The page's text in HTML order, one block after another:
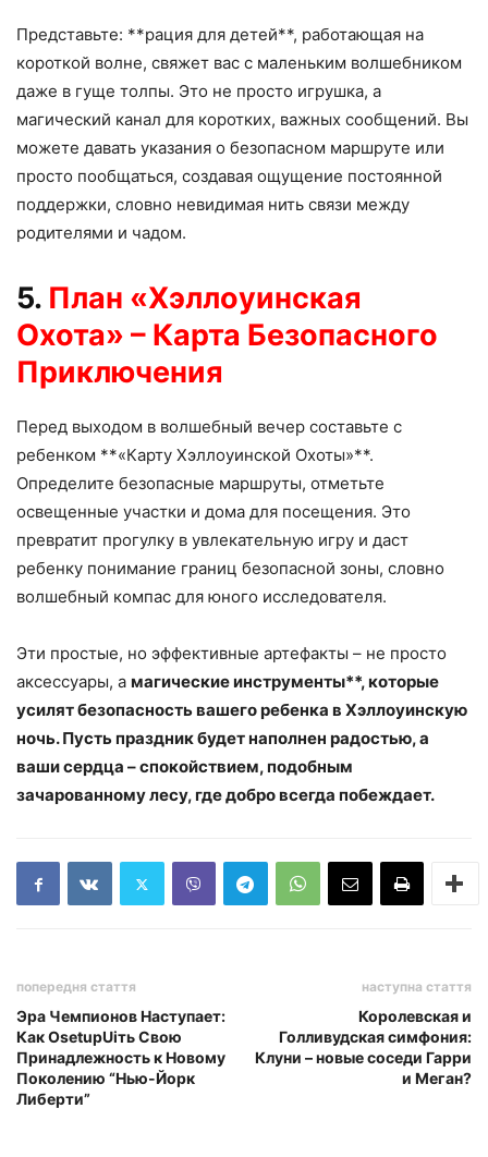
Представьте: **рация для детей**, работающая на
короткой волне, свяжет вас с маленьким волшебником
даже в гуще толпы. Это не просто игрушка, а
магический канал для коротких, важных сообщений. Вы
можете давать указания о безопасном маршруте или
просто пообщаться, создавая ощущение постоянной
поддержки, словно невидимая нить связи между
родителями и чадом.
5. План «Хэллоуинская
Охота» – Карта Безопасного
Приключения
Перед выходом в волшебный вечер составьте с
ребенком **«Карту Хэллоуинской Охоты»**.
Определите безопасные маршруты, отметьте
освещенные участки и дома для посещения. Это
превратит прогулку в увлекательную игру и даст
ребенку понимание границ безопасной зоны, словно
волшебный компас для юного исследователя.
Эти простые, но эффективные артефакты – не просто
аксессуары, а магические инструменты**, которые
усилят безопасность вашего ребенка в Хэллоуинскую
ночь. Пусть праздник будет наполнен радостью, а
ваши сердца – спокойствием, подобным
зачарованному лесу, где добро всегда побеждает.
попередня стаття
Эра Чемпионов Наступает:
Как ОsetupUiть Свою
Принадлежность к Новому
Поколению “Нью-Йорк
Либерти”
наступна стаття
Королевская и
Голливудская симфония:
Клуни – новые соседи Гарри
и Меган?